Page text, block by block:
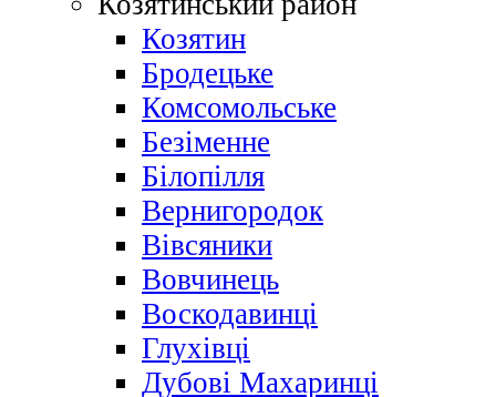
Козятин
Бродецьке
Комсомольське
Безіменне
Білопілля
Вернигородок
Вівсяники
Вовчинець
Воскодавинці
Глухівці
Дубові Махаринці